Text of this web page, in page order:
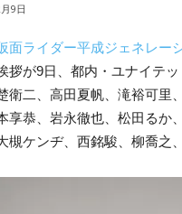
9日
面ライダー平成ジェネレー
拶が9日、都内・ユナイテ
衛二、高田夏帆、滝裕可里
享恭、岩永徹也、松田るか
槻ケンヂ、西銘駿、柳喬之